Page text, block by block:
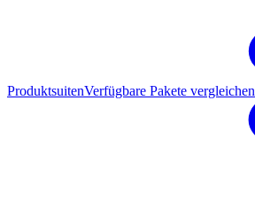
ProduktsuitenVerfügbare Pakete vergleichen